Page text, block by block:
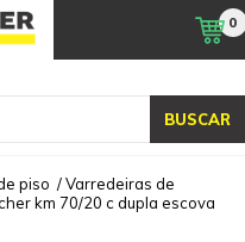
BUSCAR
0
piso /Varredeiras de
km 70/20 c dupla escova